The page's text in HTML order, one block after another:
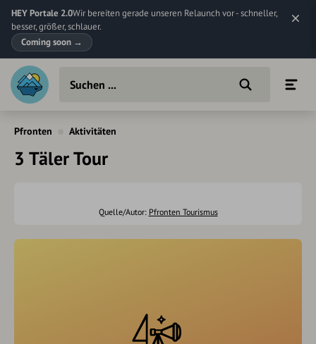
HEY Portale 2.0Wir bereiten gerade unseren Relaunch vor - schneller,
besser, größer, schlauer.
Coming soon →
Pfronten Aktivitäten
3 Täler Tour
Quelle/Autor: Pfronten Tourismus